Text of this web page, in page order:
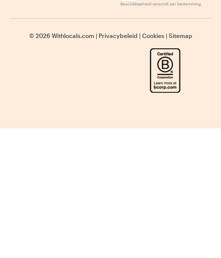
Beschikbaarheid verschilt per bestemming
© 2026 Withlocals.com | Privacybeleid | Cookies | Sitemap